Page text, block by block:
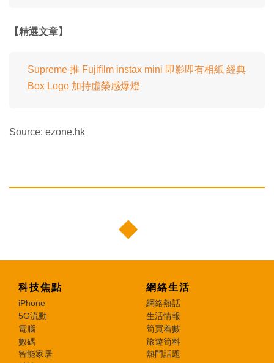
【精選文章】
Supreme 推 Fujifilm instax mini 即影即有相紙 經典
Box Logo 加持虛榮感爆燈
Source: ezone.hk
科技焦點
iPhone
5G流動
電腦
數碼
智能家居
網絡生活
網絡熱話
生活情報
筍買着數
旅遊筍料
熱門話題